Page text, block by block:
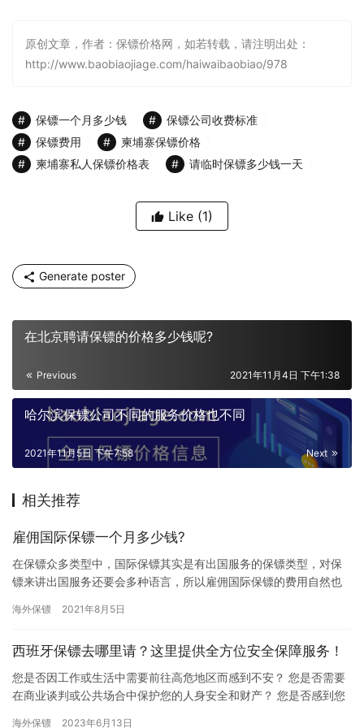
原创文章，作者：保镖价格网，如若转载，请注明出处：
http://www.baobiaojiage.com/haiwaibaobiao/978
保镖一个月多少钱
保镖公司收费标准
保镖费用
柬埔寨保镖价格
柬埔寨私人保镖价格表
请临时保镖多少钱一天
Like (1)
Generate poster
在北京聘请保镖的价格多少钱呢?
Previous 2021年11月4日 下午1:38
哈尔滨保镖公司不同的服务价格也不同
Next
2021年11月5日 下午7:58
相关推荐
雇佣国际保镖一个月多少钱?
在保镖众多类型中，国际保镖其实是有出国服务的保镖类型，对保
镖来讲出国服务还要会多种语言，所以雇佣国际保镖的费用自然也
吧。…
海外保镖 2021年8月5日
西班牙保镖去哪里请？这里提供全方位安全保障服务！
您是否因工作或生活中需要前往高危地区而感到不安？ 您是否需要
在商业谈判或公共场合中保护您的人身安全和财产？ 您是否感到您
海外保镖 2023年6月13日